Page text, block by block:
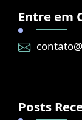
Entre em
Posts